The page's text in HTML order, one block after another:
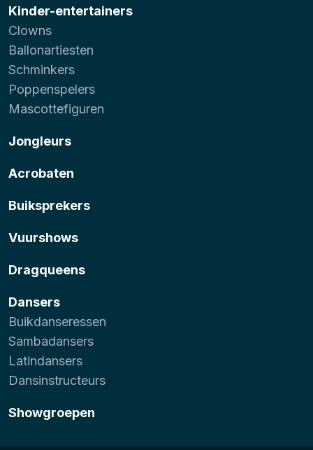
Kinder-entertainers
Clowns
Ballonartiesten
Schminkers
Poppenspelers
Mascottefiguren
Jongleurs
Acrobaten
Buiksprekers
Vuurshows
Dragqueens
Dansers
Buikdanseressen
Sambadansers
Latindansers
Dansinstructeurs
Showgroepen